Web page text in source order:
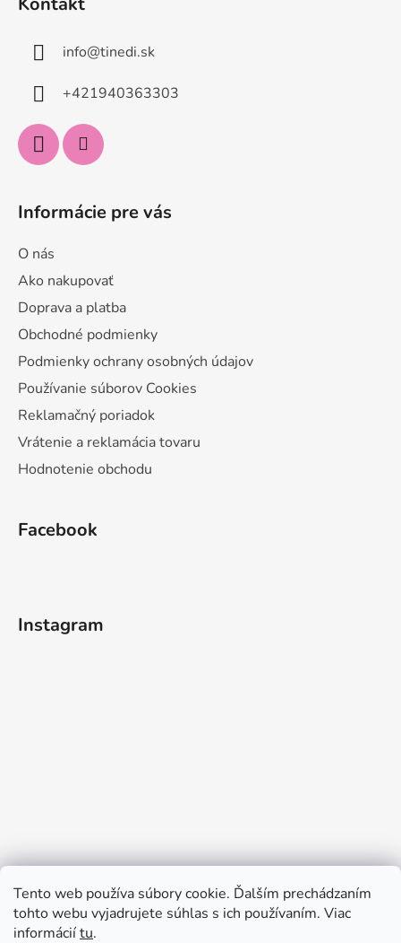
Tento web používa súbory cookie. Ďalším prechádzaním
tohto webu vyjadrujete súhlas s ich používaním. Viac
informáciítu.
info@tinedi.sk
+421940363303
Informácie pre vás
O nás
Ako nakupovať
Doprava a platba
Obchodné podmienky
Podmienky ochrany osobných údajov
Používanie súborov Cookies
Reklamačný poriadok
Vrátenie a reklamácia tovaru
Hodnotenie obchodu
Facebook
Instagram